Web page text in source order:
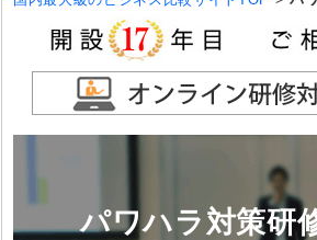
パワハラ対策研